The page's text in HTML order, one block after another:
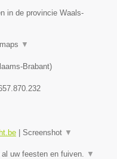
in de provincie Waals-
▼
Brabant)
Screenshot ▼
uw feesten en fuiven. ▼